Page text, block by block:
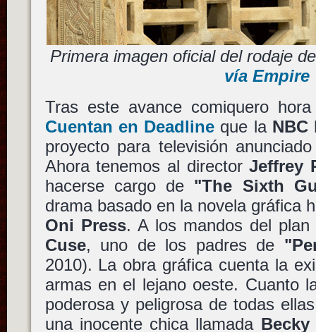
Primera imagen oficial del rodaje
vía Empire
Tras este avance comiquero
Cuentan en Deadline que la NBC
proyecto para televisión
Ahora tenemos al directorJeffrey
hacerse cargo de "The Sixth
drama basado en la novela gráfica
Oni Press. A los mandos del
Cuse, uno de los padres de
2010). La obra gráfica cuenta la
armas en el lejano oeste. Cuanto
poderosa y peligrosa de todas
una inocente chica llamada